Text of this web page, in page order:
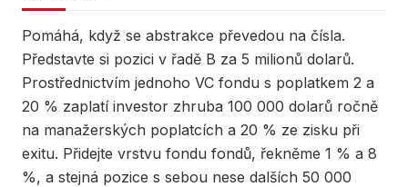
Pomáhá, když se abstrakce převedou na čísla.
Představte si pozici v řadě B za 5 milionů dolarů.
Prostřednictvím jednoho VC fondu s poplatkem 2 a
20 % zaplatí investor zhruba 100 000 dolarů ročně
na manažerských poplatcích a 20 % ze zisku při
exitu. Přidejte vrstvu fondu fondů, řekněme 1 % a 8
%, a stejná pozice s sebou nese dalších 50 000